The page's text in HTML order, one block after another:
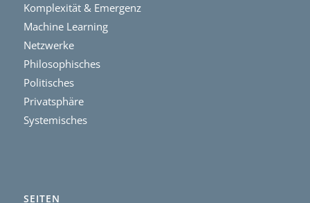
Komplexität & Emergenz
Machine Learning
Netzwerke
Philosophisches
Politisches
Privatsphäre
Systemisches
SEITEN